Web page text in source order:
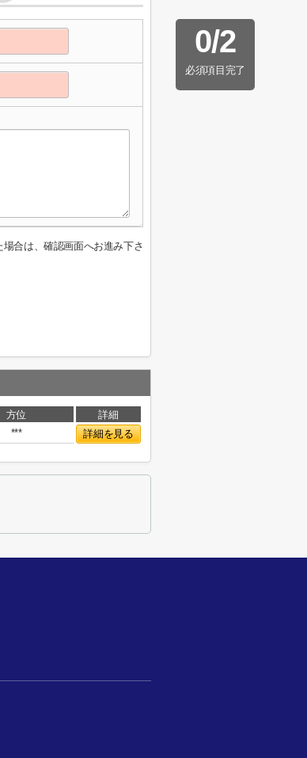
0/2
必須項目完了
合は、確認画面へお進み下さ
方位
詳細
*** 詳細を見る